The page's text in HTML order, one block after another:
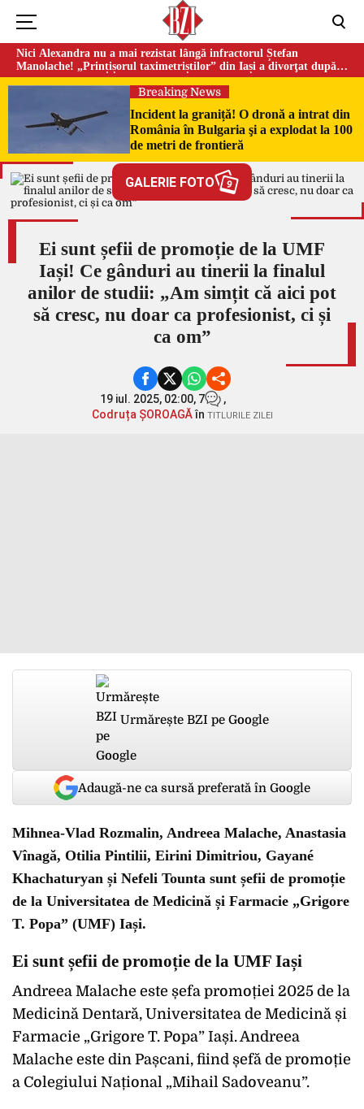
Nici Alexandra nu a mai rezistat lângă infractorul Ștefan
Manolache! „Prințișorul taximetriștilor” din Iași a divorţat după
doi ani de căsnicie
Breaking News
Incident la graniță! O dronă a intrat din
România în Bulgaria şi a explodat la 100
de metri de frontieră
GALERIE FOTO 9
Ei sunt șefii de promoție de la UMF
Iași! Ce gânduri au tinerii la finalul
anilor de studii: „Am simțit că aici pot
să cresc, nu doar ca profesionist, ci și
ca om”
19 iul. 2025, 02:00, 7
,
Codruța ȘOROAGĂîn TITLURILE ZILEI
Urmărește BZI pe Google
Adaugă-ne ca sursă preferată în Google
Mihnea-Vlad Rozmalin, Andreea Malache, Anastasia
Vînagă, Otilia Pintilii, Eirini Dimitriou, Gayané
Khachaturyan și Nefeli Tounta sunt șefii de promoție
de la Universitatea de Medicină și Farmacie „Grigore
T. Popa” (UMF) Iași.
Ei sunt șefii de promoție de la UMF Iași
Andreea Malache este șefa promoției 2025 de la
Medicină Dentară, Universitatea de Medicină și
Farmacie „Grigore T. Popa” Iași. Andreea
Malache este din Pașcani, fiind șefă de promoție
a Colegiului Național „Mihail Sadoveanu”.